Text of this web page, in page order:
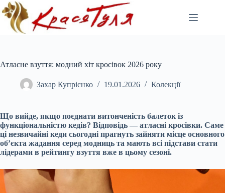
Перейти
до
вмісту
Атласне взуття: модний хіт кросівок 2026 року
Захар Купрієнко 19.01.2026 Колекції
Що вийде, якщо поєднати витонченість балеток із
функціональністю кедів? Відповідь — атласні кросівки. Саме
ці незвичайні кеди сьогодні прагнуть зайняти місце основного
об’єкта жадання серед модниць та мають всі підстави стати
лідерами в рейтингу взуття вже в цьому сезоні.